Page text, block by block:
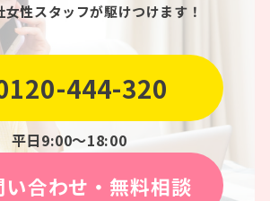
女性スタッフが駆けつけます！
444-320
平日9:00〜18:00
い合わせ・無料相談